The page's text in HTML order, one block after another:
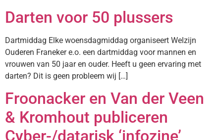
Darten voor 50 plussers
Dartmiddag Elke woensdagmiddag organiseert Welzijn
Ouderen Franeker e.o. een dartmiddag voor mannen en
vrouwen van 50 jaar en ouder. Heeft u geen ervaring met
darten? Dit is geen probleem wij […]
Froonacker en Van der Veen
& Kromhout publiceren
Cyber-/datarisk ‘infozine’